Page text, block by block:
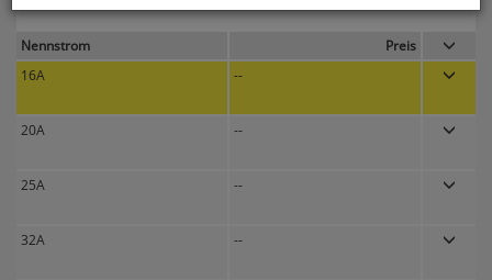
Nennstrom
Preis
16A
--
20A --
25A --
32A --
Zurück
Diese Cookies sind essenziell für die Funktion des